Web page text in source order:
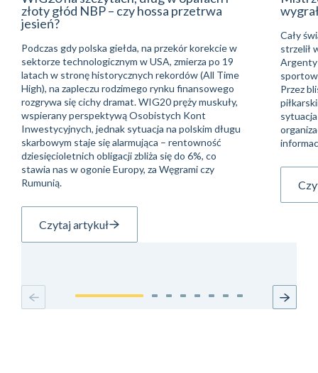
złoty głód NBP – czy hossa przetrwa
jesień?
Podczas gdy polska giełda, na przekór korekcie w
sektorze technologicznym w USA, zmierza po 19
latach w stronę historycznych rekordów (All Time
High), na zapleczu rodzimego rynku finansowego
rozgrywa się cichy dramat. WIG20 pręży muskuły,
wspierany perspektywą Osobistych Kont
Inwestycyjnych, jednak sytuacja na polskim długu
skarbowym staje się alarmująca – rentowność
dziesięcioletnich obligacji zbliża się do 6%, co
stawia nas w ogonie Europy, za Węgrami czy
Rumunią.
Czytaj artykuł
Cały
strzelił
Przez